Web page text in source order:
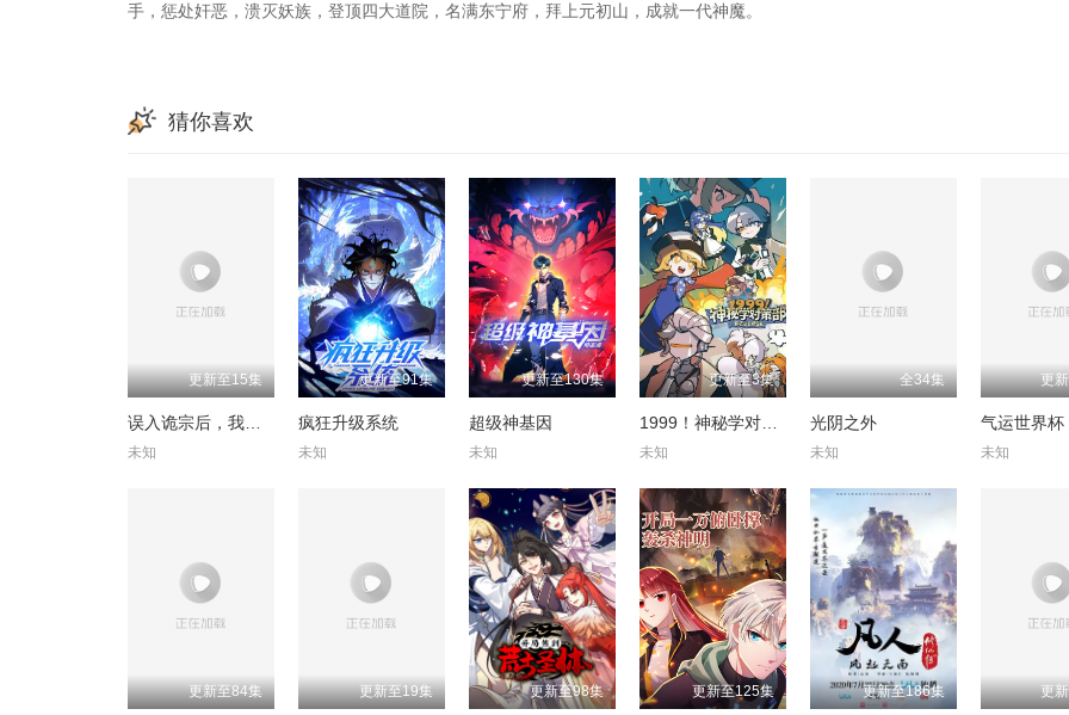
手，惩处奸恶，溃灭妖族，登顶四大道院，名满东宁府，拜上元初山，成就一代神魔。
猜你喜欢
更新至15集
误入诡宗后，我成了全宗团宠
未知
更新至91集
疯狂升级系统
未知
更新至130集
超级神基因
未知
更新至3集
1999！神秘学对策部英语
未知
全34集
光阴之外
未知
更
未知
更新至84集 更新至19集 更新至98集 更新至125集 更新至186集 更